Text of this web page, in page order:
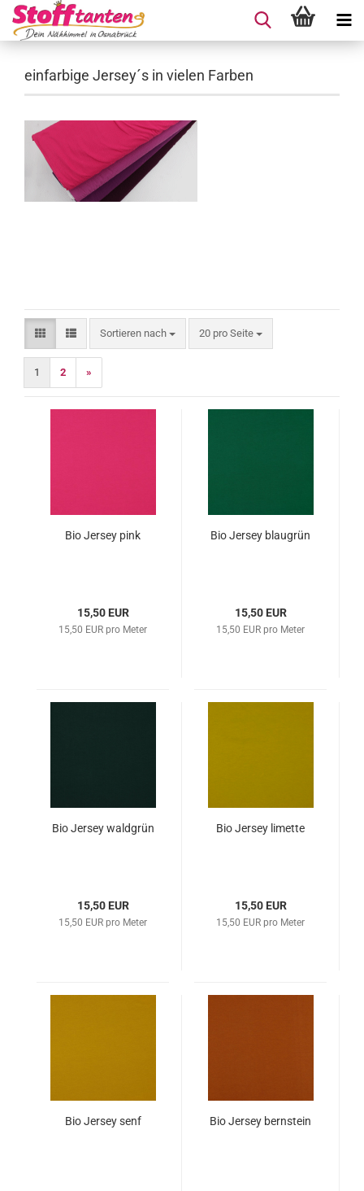
einfarbige Jersey´s in vielen Farben
Sortieren nach
Sortieren nach 20 pro Seite
pro Seite
1 2 »
Bio Jersey pink
15,50 EUR
15,50 EUR pro Meter
Bio Jersey blaugrün
15,50 EUR
15,50 EUR pro Meter
Bio Jersey waldgrün
15,50 EUR
15,50 EUR pro Meter
Bio Jersey limette
15,50 EUR
15,50 EUR pro Meter
Bio Jersey senf Bio Jersey bernstein